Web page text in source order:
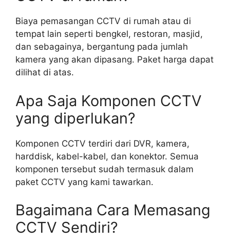
Biaya pemasangan CCTV di rumah atau di
tempat lain seperti bengkel, restoran, masjid,
dan sebagainya, bergantung pada jumlah
kamera yang akan dipasang. Paket harga dapat
dilihat di atas.
Apa Saja Komponen CCTV
yang diperlukan?
Komponen CCTV terdiri dari DVR, kamera,
harddisk, kabel-kabel, dan konektor. Semua
komponen tersebut sudah termasuk dalam
paket CCTV yang kami tawarkan.
Bagaimana Cara Memasang
CCTV Sendiri?